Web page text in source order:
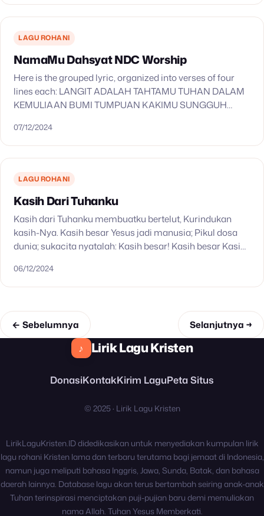
LAGU ROHANI
NamaMu Dahsyat NDC Worship
Here is the grouped lyric, organized into verses of four
lines each: LANGIT ADALAH TAHTAMU TUHAN DALAM
KEMULIAAN BUMI TUMPUAN KAKIMU SUNGGUH
BERNYANYI BAGIMU MARI SEMUA YANG…
07/12/2024
LAGU ROHANI
Kasih Dari Tuhanku
Kasih dari Tuhanku membuatku bertelut, Kurindukan
kasih-Nya. Kasih besar Yesus jadi manusia; Pikul dosa
dunia; sukacita nyatalah: Kasih besar! Kasih besar Kasih
buta…
06/12/2024
← Sebelumnya Selanjutnya →
♪ Lirik Lagu Kristen
DonasiKontakKirim LaguPeta Situs
© 2025 · Lirik Lagu Kristen
LirikLaguKristen.ID didedikasikan untuk menyediakan kumpulan lirik
lagu rohani Kristen lama dan terbaru terutama bagi jemaat di Indonesia,
namun juga meliputi bahasa Inggris, Jawa, Sunda, Batak, dan bahasa
daerah lainnya. Database lagu akan terus bertambah seiring anak-anak
Tuhan terinspirasi menciptakan puji-pujian baru demi memuliakan
nama Allah. Tuhan Yesus Memberkati.